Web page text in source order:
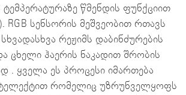
ტემპერატურაზე წმენდის ფუნქციით
RGB სენსორის მეშვეობით რთავს
რეჟიმს დაბინძურების
ცხელი ჰაერის ნაკადით შრობის
. ყველა ეს პროცესი იმართება
რომელიც უზრუნველყოფს